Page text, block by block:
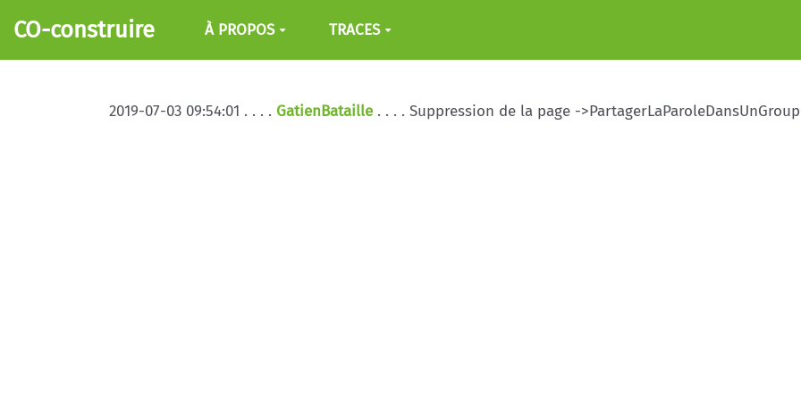
Aller au contenu principal
CO-construire À PROPOS TRACES
2019-07-03 09:54:01 . . . . GatienBataille . . . . Suppression de la page -